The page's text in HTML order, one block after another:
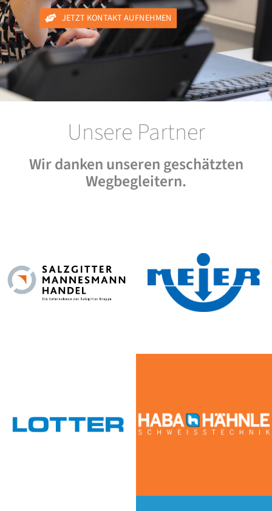
JETZT KONTAKT AUFNEHMEN
Unsere Partner
Wir danken unseren geschätzten
Wegbegleitern.